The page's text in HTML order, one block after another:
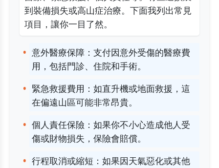
到裝備損失或高山症治療。下面我列出常見
項目，讓你一目了然。
意外醫療保障：支付因意外受傷的醫療費
用，包括門診、住院和手術。
緊急救援費用：如直升機或地面救援，這
在偏遠山區可能非常昂貴。
個人責任保險：如果你不小心造成他人受
傷或財物損失，保險會賠償。
行程取消或縮短：如果因天氣惡化或其他